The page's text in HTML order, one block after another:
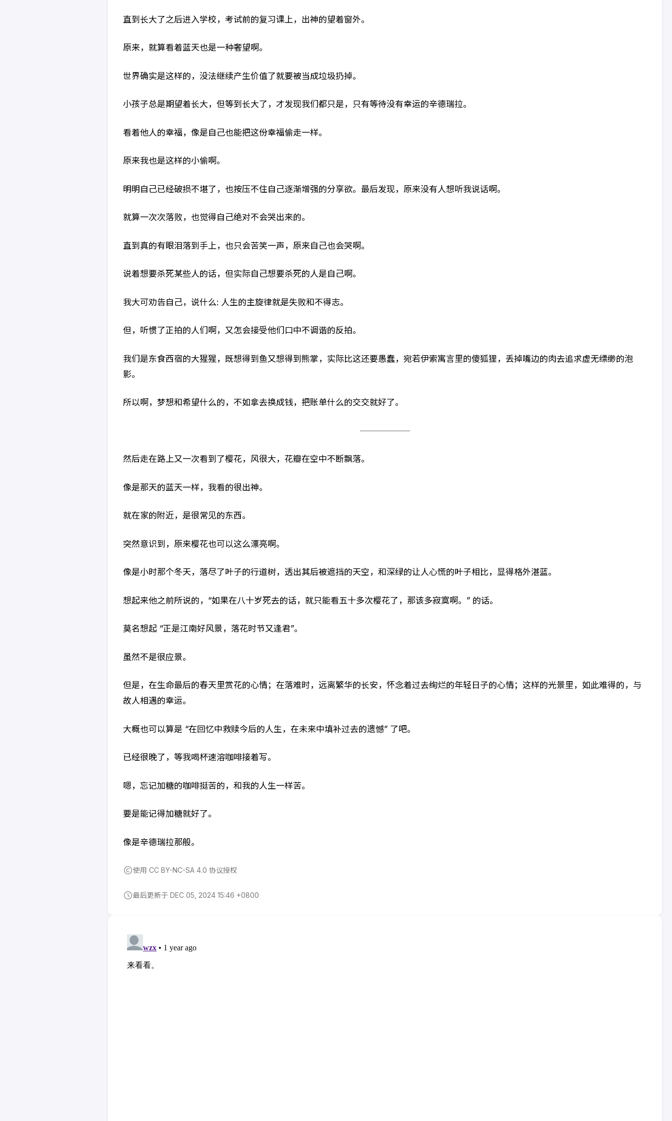
直到长大了之后进入学校，考试前的复习课上，出神的望着窗外。
原来，就算看着蓝天也是一种奢望啊。
世界确实是这样的，没法继续产生价值了就要被当成垃圾扔掉。
小孩子总是期望着长大，但等到长大了，才发现我们都只是，只有等待没有幸运的辛德瑞拉。
看着他人的幸福，像是自己也能把这份幸福偷走一样。
原来我也是这样的小偷啊。
明明自己已经破损不堪了，也按压不住自己逐渐增强的分享欲。最后发现，原来没有人想听我说话啊。
就算一次次落败，也觉得自己绝对不会哭出来的。
直到真的有眼泪落到手上，也只会苦笑一声，原来自己也会哭啊。
说着想要杀死某些人的话，但实际自己想要杀死的人是自己啊。
我大可劝告自己，说什么: 人生的主旋律就是失败和不得志。
但，听惯了正拍的人们啊，又怎会接受他们口中不调谐的反拍。
我们是东食西宿的大猩猩，既想得到鱼又想得到熊掌，实际比这还要愚蠢，宛若伊索寓言里的傻狐狸，丢掉嘴边的肉去追求虚无缥缈的泡
影。
所以啊，梦想和希望什么的，不如拿去换成钱，把账单什么的交交就好了。
然后走在路上又一次看到了樱花，风很大，花瓣在空中不断飘落。
像是那天的蓝天一样，我看的很出神。
就在家的附近，是很常见的东西。
突然意识到，原来樱花也可以这么漂亮啊。
像是小时那个冬天，落尽了叶子的行道树，透出其后被遮挡的天空，和深绿的让人心慌的叶子相比，显得格外湛蓝。
想起来他之前所说的，“如果在八十岁死去的话，就只能看五十多次樱花了，那该多寂寞啊。” 的话。
莫名想起 “正是江南好风景，落花时节又逢君”。
虽然不是很应景。
但是，在生命最后的春天里赏花的心情；在落难时，远离繁华的长安，怀念着过去绚烂的年轻日子的心情；这样的光景里，如此难得的，与
故人相遇的幸运。
大概也可以算是 “在回忆中救赎今后的人生，在未来中填补过去的遗憾” 了吧。
已经很晚了，等我喝杯速溶咖啡接着写。
嗯，忘记加糖的咖啡挺苦的，和我的人生一样苦。
要是能记得加糖就好了。
像是辛德瑞拉那般。
使用 CC BY-NC-SA 4.0 协议授权
最后更新于 DEC 05, 2024 15:46 +0800